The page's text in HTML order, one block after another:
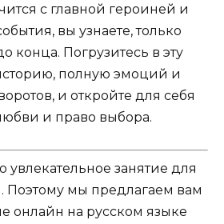
с главной героиней и
вы узнаете, только
конца. Погрузитесь в эту
полную эмоций и
и откройте для себя
и право выбора.
увлекательное занятие для
Поэтому мы предлагаем вам
онлайн на русском языке